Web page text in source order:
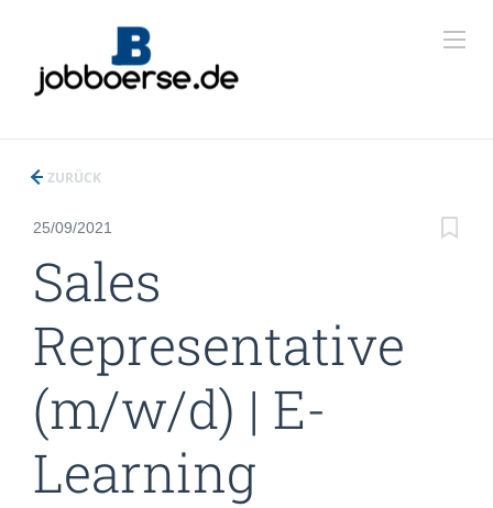
ZURÜCK
25/09/2021
Sales
Representative
(m/w/d) | E-
Learning